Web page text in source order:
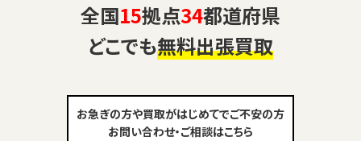
全国15拠点34都道府県
どこでも無料出張買取
お急ぎの方や買取がはじめてでご不安の方
お問い合わせ・ご相談はこちら